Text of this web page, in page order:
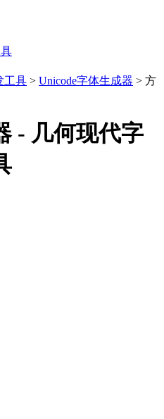
工具 > Unicode字体生成器 > 方
- 几何现代字